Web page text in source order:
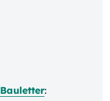
Bauletter: